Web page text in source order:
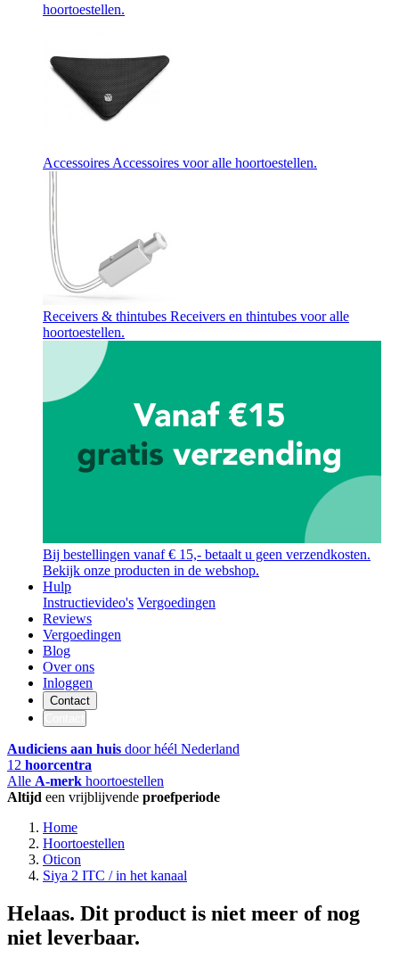
hoortoestellen.
Accessoires Accessoires voor alle hoortoestellen.
Receivers & thintubes Receivers en thintubes voor alle
hoortoestellen.
Bij bestellingen vanaf € 15,- betaalt u geen verzendkosten.
Bekijk onze producten in de webshop.
Hulp
Instructievideo's Vergoedingen
Reviews
Vergoedingen
Blog
Over ons
Inloggen
Contact
Audiciens aan huis door héél Nederland
12 hoorcentra
Alle A-merk hoortoestellen
Altijd een vrijblijvende proefperiode
Home
Hoortoestellen
Oticon
Siya 2 ITC / in het kanaal
Helaas. Dit product is niet meer of nog
niet leverbaar.